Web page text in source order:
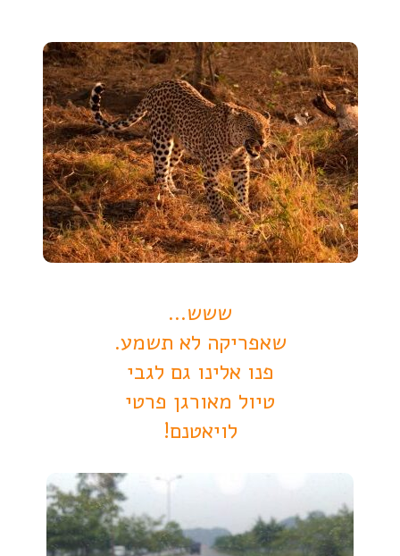
ששש...
שאפריקה לא תשמע.
פנו אלינו גם לגבי
טיול מאורגן פרטי
לויאטנם!